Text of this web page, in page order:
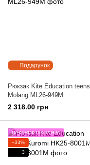
Подарунок
Рюкзак Kite Education teens
Molang ML26-949M
2 318.00 грн
ПАКУНОК ШКОЛЯРА
−33%
3